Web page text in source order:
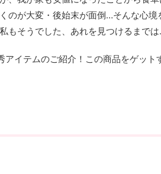
のが大変・後始末が面倒…そんな心
もそうでした、あれを見つけるまでは
アイテムのご紹介！この商品をゲット